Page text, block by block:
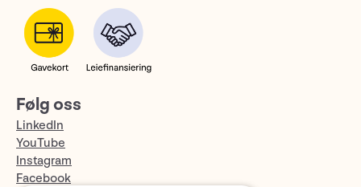
Følg oss
LinkedIn
YouTube
Instagram
Facebook